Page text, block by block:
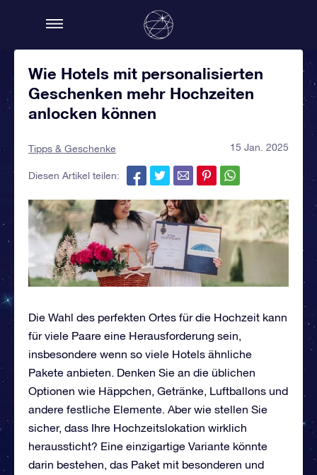
Wie Hotels mit personalisierten
Geschenken mehr Hochzeiten
anlocken können
Tipps & Geschenke 15 Jan. 2025
Diesen Artikel teilen:
Die Wahl des perfekten Ortes für die Hochzeit kann
für viele Paare eine Herausforderung sein,
insbesondere wenn so viele Hotels ähnliche
Pakete anbieten. Denken Sie an die üblichen
Optionen wie Häppchen, Getränke, Luftballons und
andere festliche Elemente. Aber wie stellen Sie
sicher, dass Ihre Hochzeitslokation wirklich
heraussticht? Eine einzigartige Variante könnte
darin bestehen, das Paket mit besonderen und